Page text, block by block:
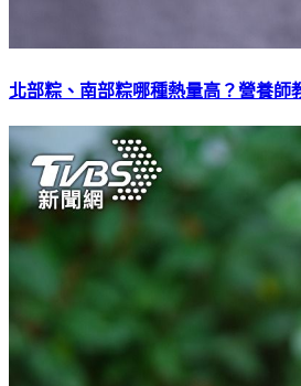
北部粽、南部粽哪種熱量高？營養